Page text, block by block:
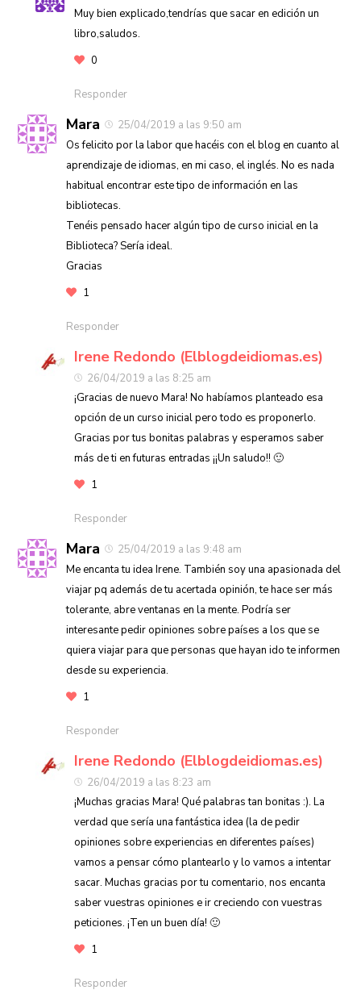
Muy bien explicado,tendrías que sacar en edición un
libro,saludos.
0
Responder
Mara
25/04/2019 a las 9:50 am
Os felicito por la labor que hacéis con el blog en cuanto al
aprendizaje de idiomas, en mi caso, el inglés. No es nada
habitual encontrar este tipo de información en las
bibliotecas.
Tenéis pensado hacer algún tipo de curso inicial en la
Biblioteca? Sería ideal.
Gracias
1
Responder
Irene Redondo (Elblogdeidiomas.es)
26/04/2019 a las 8:25 am
¡Gracias de nuevo Mara! No habíamos planteado esa
opción de un curso inicial pero todo es proponerlo.
Gracias por tus bonitas palabras y esperamos saber
más de ti en futuras entradas ¡¡Un saludo!! 🙂
1
Responder
Mara
25/04/2019 a las 9:48 am
Me encanta tu idea Irene. También soy una apasionada del
viajar pq además de tu acertada opinión, te hace ser más
tolerante, abre ventanas en la mente. Podría ser
interesante pedir opiniones sobre países a los que se
quiera viajar para que personas que hayan ido te informen
desde su experiencia.
1
Responder
Irene Redondo (Elblogdeidiomas.es)
26/04/2019 a las 8:23 am
¡Muchas gracias Mara! Qué palabras tan bonitas :). La
verdad que sería una fantástica idea (la de pedir
opiniones sobre experiencias en diferentes países)
vamos a pensar cómo plantearlo y lo vamos a intentar
sacar. Muchas gracias por tu comentario, nos encanta
saber vuestras opiniones e ir creciendo con vuestras
peticiones. ¡Ten un buen día! 🙂
1
Responder